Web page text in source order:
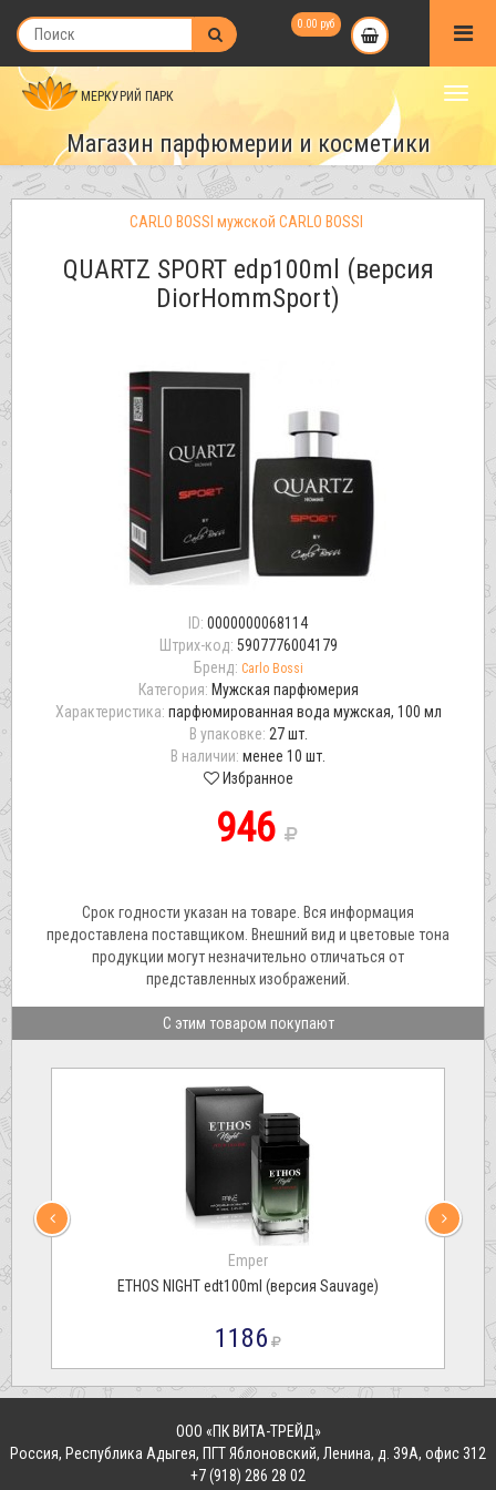
0.00 руб
МЕРКУРИЙ ПАРК
Магазин парфюмерии и косметики
CARLO BOSSI мужской CARLO BOSSI
QUARTZ SPORT edp100ml (версия
DiorHommSport)
ID: 0000000068114
Штрих-код: 5907776004179
Бренд: Carlo Bossi
Категория: Мужская парфюмерия
Характеристика: парфюмированная вода мужская, 100 мл
В упаковке: 27 шт.
В наличии: менее 10 шт.
Избранное
946
Срок годности указан на товаре. Вся информация
предоставлена поставщиком. Внешний вид и цветовые тона
продукции могут незначительно отличаться от
представленных изображений.
С этим товаром покупают
Emper
ETHOS NIGHT edt100ml (версия Sauvage)
1186
ООО «ПК ВИТА-ТРЕЙД»
Россия, Республика Адыгея, ПГТ Яблоновский, Ленина, д. 39А, офис 312
+7 (918) 286 28 02